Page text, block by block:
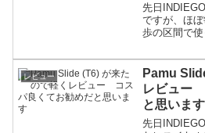
先日
ですが、ほ
歩の区間で使
な電車や場
ですが、そ
使ってる人
るとか...
レビュー
Pamu
レビュー
と思います
先日